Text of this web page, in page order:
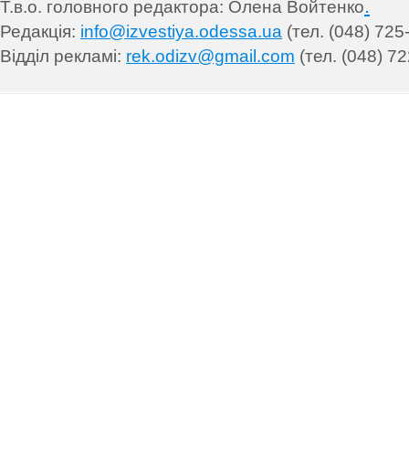
Т.в.о. головного редактора: Олена Войтенко.
Редакція: info@izvestiya.odessa.ua (тел. (048)
Відділ рекламі: rek.odizv@gmail.com (тел. (048)